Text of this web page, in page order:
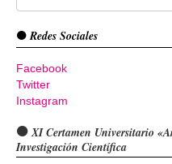
Redes Sociales
Facebook
Twitter
Instagram
XI Certamen Universitario
Investigación Científica